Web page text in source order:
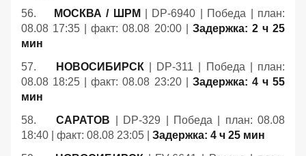
56.
МОСКВА / ШРМ | DP-6940 | Победа | план:
08.08 17:35 | факт: 08.08 20:00 | Задержка: 2 ч 25
мин
57.
НОВОСИБИРСК| DP-311 | Победа | план:
08.08 18:25 | факт: 08.08 23:20 | Задержка: 4 ч 55
мин
58.САРАТОВ | DP-329 | Победа | план: 08.08
18:40 | факт: 08.08 23:05 | Задержка: 4 ч 25 мин